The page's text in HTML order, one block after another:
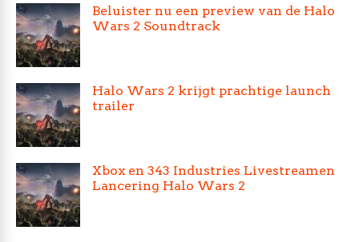
Beluister nu een preview van de Halo
Wars 2 Soundtrack
Halo Wars 2 krijgt prachtige launch
trailer
Xbox en 343 Industries Livestreamen
Lancering Halo Wars 2